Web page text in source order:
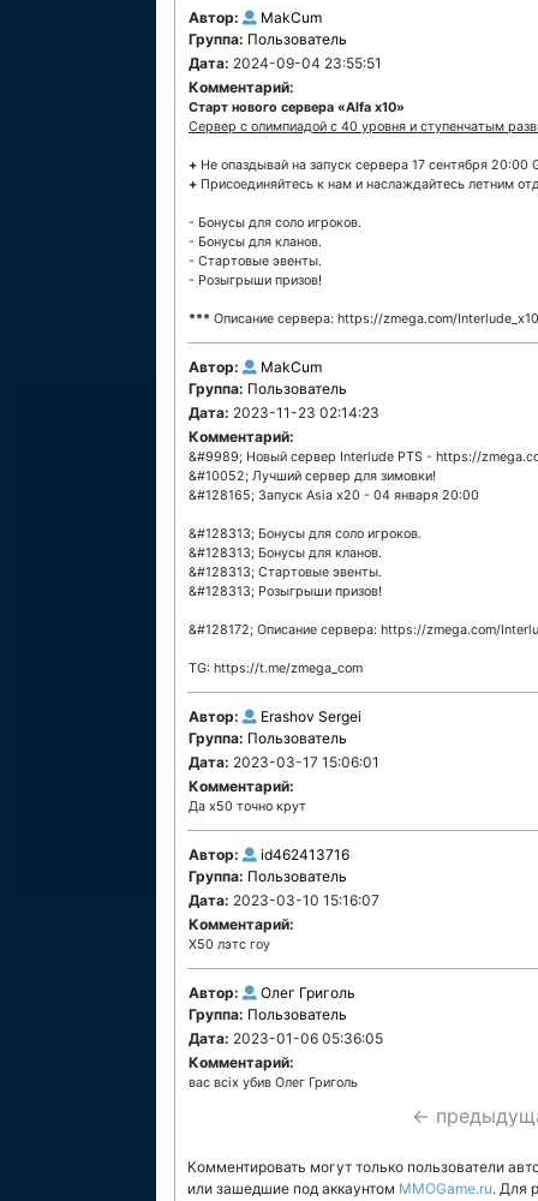
Автор:
MakCum
Группа: Пользователь
Дата: 2024-09-04 23:55:51
Комментарий:
Старт нового сервера «Alfa x10»
Cервер с олимпиадой с 40 уровня и ступенчатым
+ Не опаздывай на запуск сервера 17 сентября
+ Присоединяйтесь к нам и наслаждайтесь летним
- Бонусы для соло игроков.
- Бонусы для кланов.
- Стартовые эвенты.
- Розыгрыши призов!
*** Описание сервера: https://zmega.com/
Автор:
MakCum
Группа: Пользователь
Дата: 2023-11-23 02:14:23
Комментарий:
&#9989; Новый сервер Interlude PTS - https://
&#10052; Лучший сервер для зимовки!
&#128165; Запуск Asia x20 - 04 января 20:00
&#128313; Бонусы для соло игроков.
&#128313; Бонусы для кланов.
&#128313; Стартовые эвенты.
&#128313; Розыгрыши призов!
&#128172; Описание сервера: https://zmega.com/
TG: https://t.me/zmega_com
Автор:
Erashov Sergei
Группа: Пользователь
Дата: 2023-03-17 15:06:01
Комментарий:
Да х50 точно крут
Автор:
id462413716
Группа: Пользователь
Дата: 2023-03-10 15:16:07
Комментарий:
Х50 лэтс гоу
Автор:
Олег Григоль
Группа: Пользователь
Дата: 2023-01-06 05:36:05
Комментарий:
вас всіх убив Олег Григоль
←
Комментировать могут только пользователи
или зашедшие под аккаунтом MMOGame.ru. Для